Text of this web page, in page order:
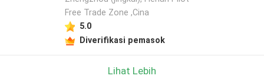
Tinggalkan pesan
Kami akan segera menghubungi Anda
Free Trade Zone ,Cina
5.0
Diverifikasi pemasok
Lihat Lebih